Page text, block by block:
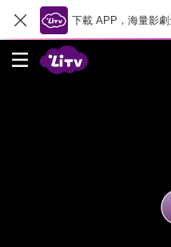
下載 APP，海量影